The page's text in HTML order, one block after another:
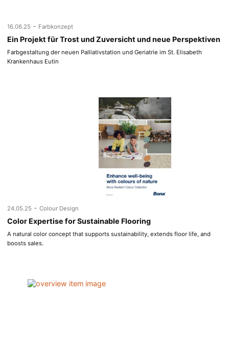
16.06.25 - Farbkonzept
Ein Projekt für Trost und Zuversicht und neue Perspektiven
Farbgestaltung der neuen Palliativstation und Geriatrie im St. Elisabeth
Krankenhaus Eutin
24.05.25 - Colour Design
Color Expertise for Sustainable Flooring
A natural color concept that supports sustainability, extends floor life, and
boosts sales.